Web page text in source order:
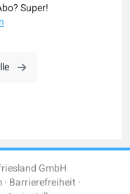
Super!
GmbH
Barrierefreiheit